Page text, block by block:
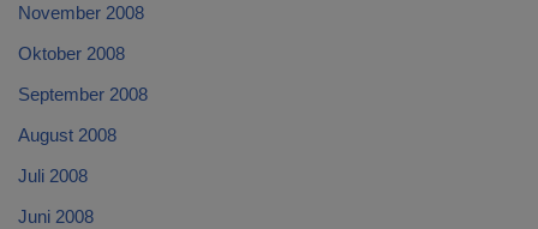
November 2008
Oktober 2008
September 2008
August 2008
Juli 2008
Juni 2008